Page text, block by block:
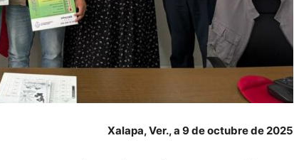
Xalapa, Ver., a 9de octubre de 2025